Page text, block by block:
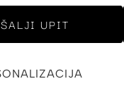
UPIT